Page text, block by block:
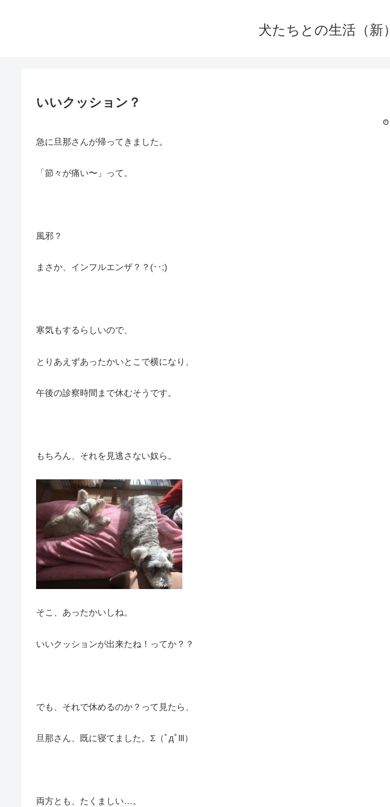
犬たちとの生活（新）
いいクッション？
急に旦那さんが帰ってきました。
「節々が痛い〜」って。
風邪？
まさか、インフルエンザ？？(･･;)
寒気もするらしいので、
とりあえずあったかいとこで横になり、
午後の診察時間まで休むそうです。
もちろん、それを見逃さない奴ら。
そこ、あったかいしね。
いいクッションが出来たね！ってか？？
でも、それで休めるのか？って見たら、
旦那さん、既に寝てました。Σ（ﾟдﾟlll）
両方とも、たくましい…。